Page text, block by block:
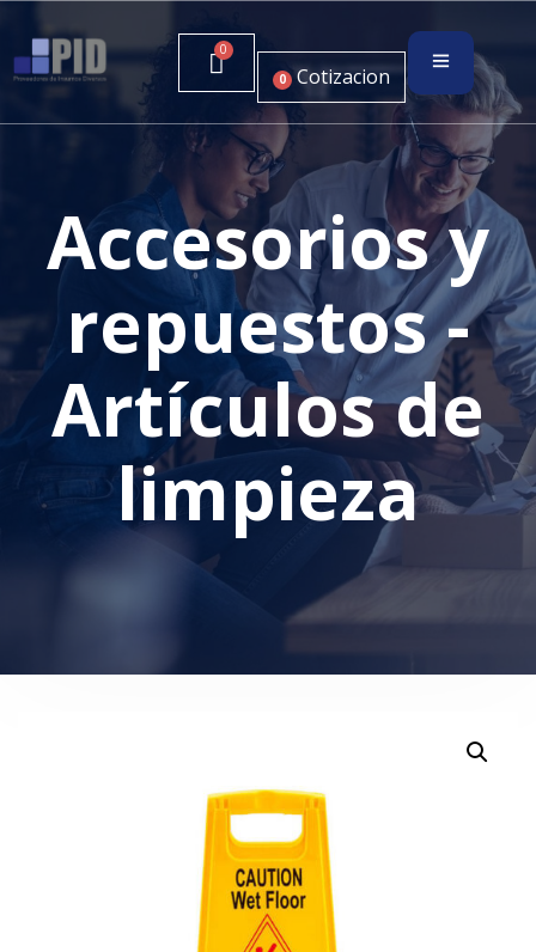
0 Cotizacion
Accesorios y
repuestos -
Artículos de
limpieza